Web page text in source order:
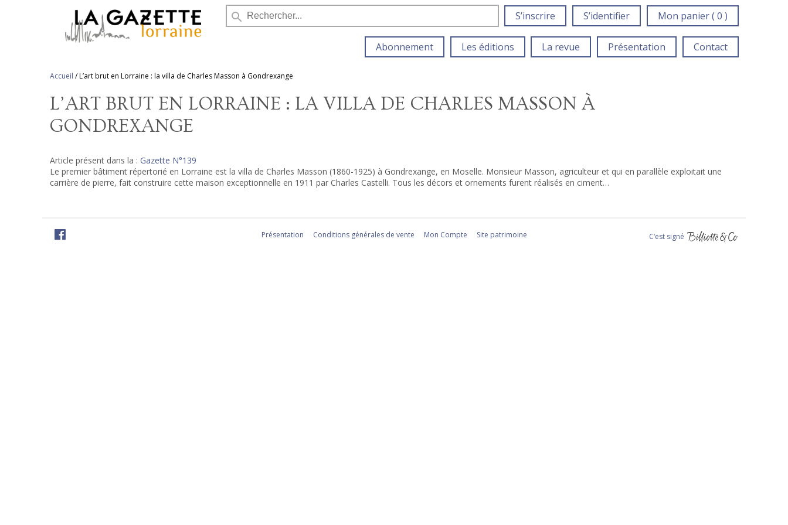
search S’inscrire S’identifier Mon panier ( 0 )
Abonnement Les éditions La revue Présentation Contact
Accueil /L’art brut en Lorraine : la villa de Charles Masson à Gondrexange
L’ART BRUT EN LORRAINE : LA VILLA DE CHARLES MASSON À
GONDREXANGE
Article présent dans la : Gazette N°139
Le premier bâtiment répertorié en Lorraine est la villa de Charles Masson (1860-1925) à Gondrexange, en Moselle. Monsieur Masson, agriculteur et qui en parallèle exploitait une
carrière de pierre, fait construire cette maison exceptionnelle en 1911 par Charles Castelli. Tous les décors et ornements furent réalisés en ciment…
Présentation Conditions générales de vente Mon Compte Site patrimoine C‘est signé